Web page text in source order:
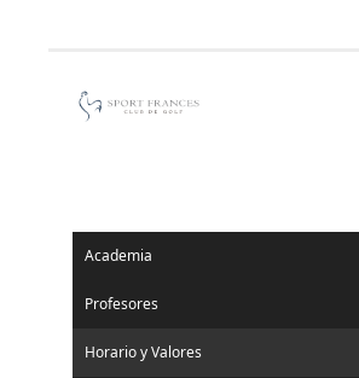
Academia
Profesores
Horario y Valores